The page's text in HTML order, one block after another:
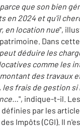
que son bien
en 2024 et qu'il
en location nue",
Dans
déduire les
comme les
des travaux
les frais de gestion si
", indique-t-il.
par les
Impôts (CGI). Il